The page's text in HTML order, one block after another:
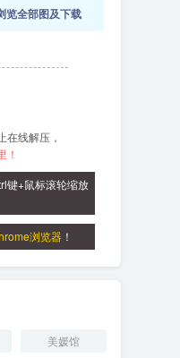
览全部图及下载
在线解压，
！
键+鼠标滚轮缩放
浏览器 ！
美媛馆